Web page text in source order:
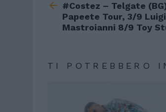
more#Costez – Telgate
Papeete Tour, 3/9 Luigi
Mastroianni 8/9 Toy
TI POTREBBERO